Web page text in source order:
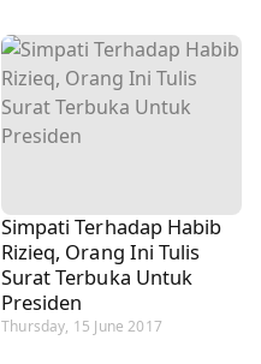
Simpati Terhadap Habib
Rizieq, Orang Ini Tulis
Surat Terbuka Untuk
Presiden
Thursday, 15 June 2017